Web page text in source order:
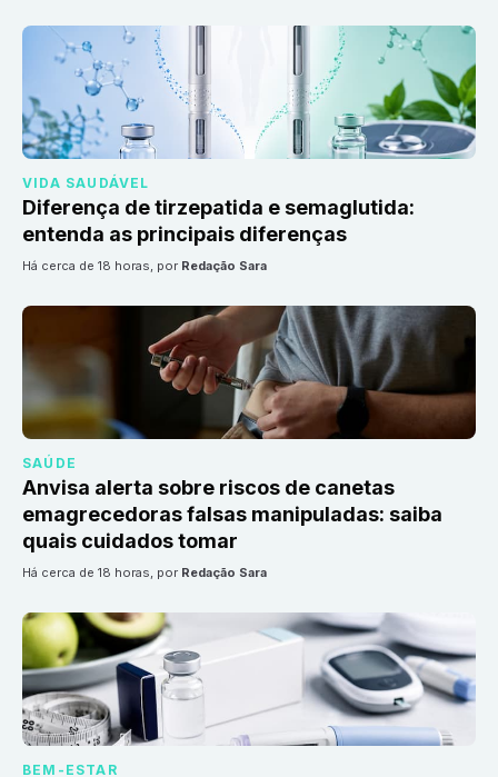
VIDA SAUDÁVEL
Diferença de tirzepatida e semaglutida:
entenda as principais diferenças
há cerca de 18 horas, por Redação Sara
SAÚDE
Anvisa alerta sobre riscos de canetas
emagrecedoras falsas manipuladas: saiba
quais cuidados tomar
há cerca de 18 horas, por Redação Sara
BEM-ESTAR